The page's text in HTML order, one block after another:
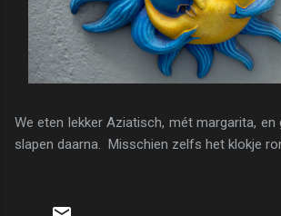
We eten lekker Aziatisch, mét margarita, en
slapen daarna. Misschien zelfs het klokje